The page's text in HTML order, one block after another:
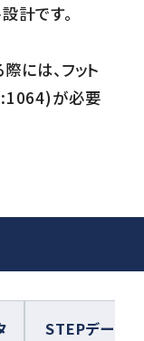
計です。
には、フット
:1064)が必要
STEPデータ